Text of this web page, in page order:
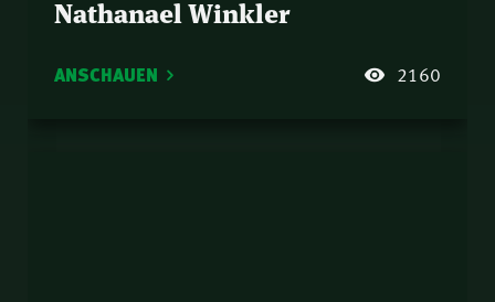
Nathanael Winkler
ANSCHAUEN 2160